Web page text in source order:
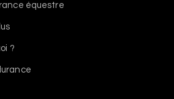
équestre
?